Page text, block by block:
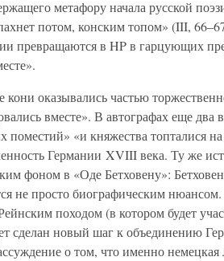
метафору начала русской
потом, конским топом» (III,
превращаются в HP в гарцующих
оказывались частью
вместе». В автографах еще два
«и княжества топталися на
Германии XVIII века. Ту же
фоном в «Оде Бетховену»: Бетховен
не просто биографическим
походом (в котором будет
сделан новый шаг к объединению
о том, что именно немецкая